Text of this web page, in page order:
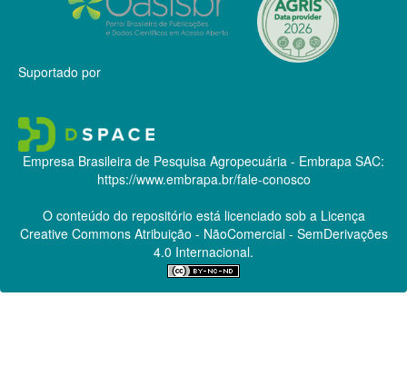
Suportado por
Empresa Brasileira de Pesquisa Agropecuária - Embrapa SAC:
https://www.embrapa.br/fale-conosco
O conteúdo do repositório está licenciado sob a Licença
Creative CommonsAtribuição - NãoComercial - SemDerivações
4.0 Internacional.